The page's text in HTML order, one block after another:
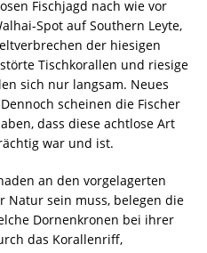
Fischjagd nach wie vor
Spot auf Southern Leyte,
der hiesigen
Tischkorallen und riesige
sich nur langsam. Neues
scheinen die Fischer
dass diese achtlose Art
war und ist.
an den vorgelagerten
Natur sein muss, belegen die
Dornenkronen bei ihrer
das Korallenriff,